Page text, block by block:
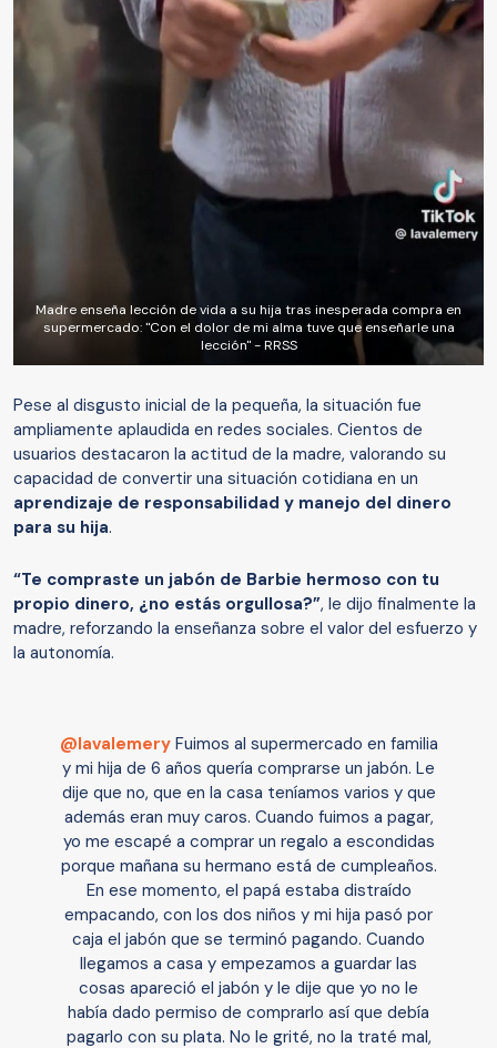
Madre enseña lección de vida a su hija tras inesperada compra en
supermercado: "Con el dolor de mi alma tuve que enseñarle una
lección" - RRSS
Pese al disgusto inicial de la pequeña, la situación fue
ampliamente aplaudida en redes sociales. Cientos de
usuarios destacaron la actitud de la madre, valorando su
capacidad de convertir una situación cotidiana en un
aprendizaje de responsabilidad y manejo del dinero
para su hija.
“Te compraste un jabón de Barbie hermoso con tu
propio dinero, ¿no estás orgullosa?”, le dijo finalmente la
madre, reforzando la enseñanza sobre el valor del esfuerzo y
la autonomía.
@lavalemeryFuimos al supermercado en familia
y mi hija de 6 años quería comprarse un jabón. Le
dije que no, que en la casa teníamos varios y que
además eran muy caros. Cuando fuimos a pagar,
yo me escapé a comprar un regalo a escondidas
porque mañana su hermano está de cumpleaños.
En ese momento, el papá estaba distraído
empacando, con los dos niños y mi hija pasó por
caja el jabón que se terminó pagando. Cuando
llegamos a casa y empezamos a guardar las
cosas apareció el jabón y le dije que yo no le
había dado permiso de comprarlo así que debía
pagarlo con su plata. No le grité, no la traté mal,